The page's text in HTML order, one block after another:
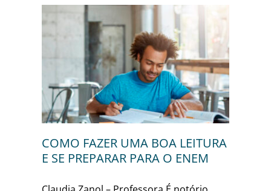
COMO FAZER UMA BOA LEITURA
E SE PREPARAR PARA O ENEM